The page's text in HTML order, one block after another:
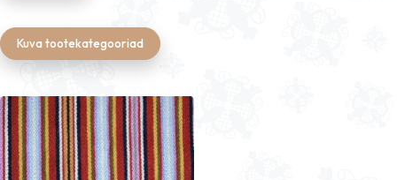
Kuva tootekategooriad